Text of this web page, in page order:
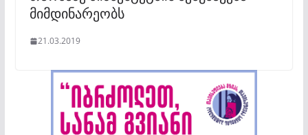
მიმდინარეობს
21.03.2019